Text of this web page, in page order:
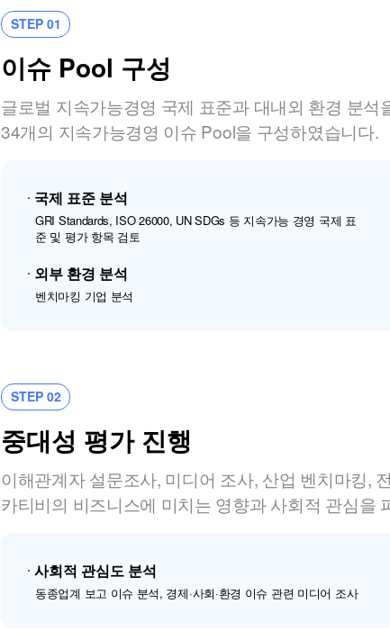
STEP 01
이슈 Pool 구성
글로벌 지속가능경영 국제 표준과 대내외 환경 분
34개의 지속가능경영 이슈 Pool을 구성하였습니다.
국제 표준 분석
GRI Standards, ISO 26000, UN SDGs 등 지속가능 경영 국제 표
준 및 평가 항목 검토
외부 환경 분석
벤치마킹 기업 분석
STEP 02
중대성 평가 진행
이해관계자 설문조사, 미디어 조사, 산업 벤치마킹,
카티비의 비즈니스에 미치는 영향과 사회적 관심을
사회적 관심도 분석
동종업계 보고 이슈 분석, 경제·사회·환경 이슈 관련 미디어 조사